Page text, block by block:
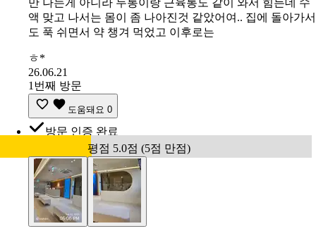
만 나는게 아니라 두통이랑 근육통도 같이 와서 힘든데 수
액 맞고 나서는 몸이 좀 나아진것 같았어여.. 집에 돌아가서
도 푹 쉬면서 약 챙겨 먹었고 이후로는
ㅎ*
26.06.21
1번째 방문
도움돼요 0
방문 인증 완료
평점 5.0점 (5점 만점)